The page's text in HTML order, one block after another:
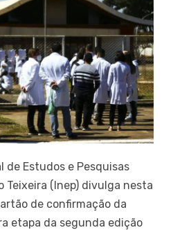
de Estudos e Pesquisas
Teixeira (Inep) divulga nesta
de confirmação da
etapa da segunda edição